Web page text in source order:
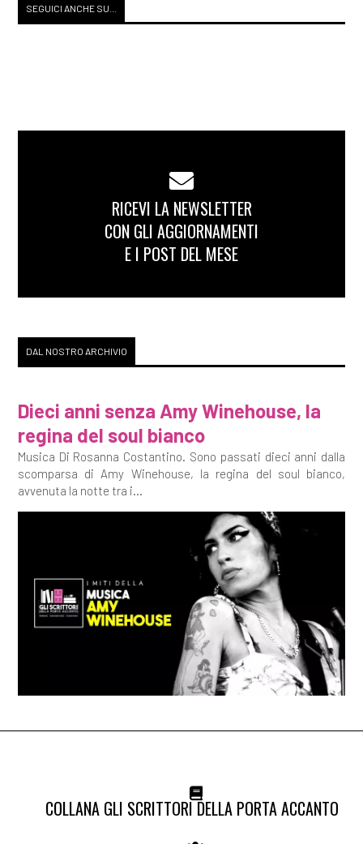
SEGUICI ANCHE SU...
RICEVI LA NEWSLETTER
CON GLI AGGIORNAMENTI
E I POST DEL MESE
DAL NOSTRO ARCHIVIO
Dieci anni senza Amy Winehouse, la
regina del soul bianco
Musica Di Rosanna Costantino. Sono passati dieci anni dalla
scomparsa di Amy Winehouse, la regina del soul bianco,
avvenuta la notte tra i...
COLLANA GLI SCRITTORI DELLA PORTA ACCANTO